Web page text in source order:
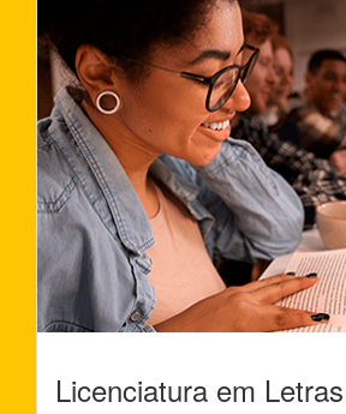
Licenciatura em Letras